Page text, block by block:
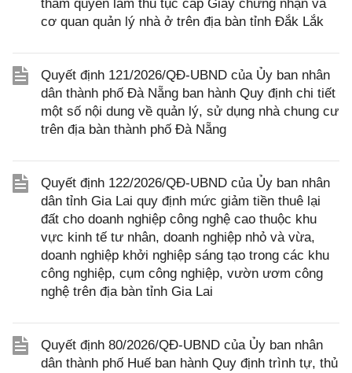
thẩm quyền làm thủ tục cấp Giấy chứng nhận và
cơ quan quản lý nhà ở trên địa bàn tỉnh Đắk Lắk
Quyết định 121/2026/QĐ-UBND của Ủy ban nhân
dân thành phố Đà Nẵng ban hành Quy định chi tiết
một số nội dung về quản lý, sử dụng nhà chung cư
trên địa bàn thành phố Đà Nẵng
Quyết định 122/2026/QĐ-UBND của Ủy ban nhân
dân tỉnh Gia Lai quy định mức giảm tiền thuê lại
đất cho doanh nghiệp công nghệ cao thuộc khu
vực kinh tế tư nhân, doanh nghiệp nhỏ và vừa,
doanh nghiệp khởi nghiệp sáng tạo trong các khu
công nghiệp, cụm công nghiệp, vườn ươm công
nghệ trên địa bàn tỉnh Gia Lai
Quyết định 80/2026/QĐ-UBND của Ủy ban nhân
dân thành phố Huế ban hành Quy định trình tự, thủ